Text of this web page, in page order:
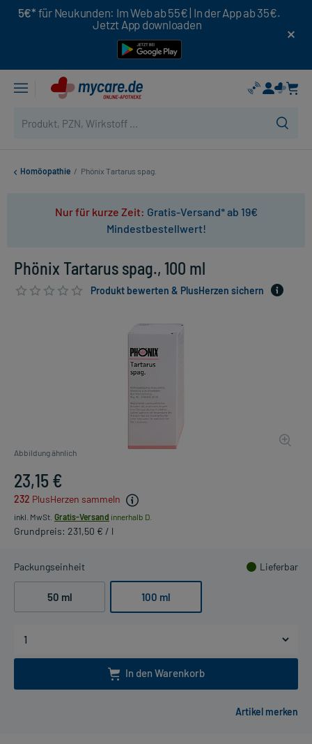
5€* für Neukunden: Im Web ab 55€ | In der App ab 35€.
Jetzt App downloaden
Homöopathie / Phönix Tartarus spag.
Nur für kurze Zeit: Gratis-Versand* ab 19€
Mindestbestellwert!
Phönix Tartarus spag., 100 ml
Produkt bewerten & PlusHerzen sichern
Abbildung ähnlich
23,15 €
232 PlusHerzen sammeln
inkl. MwSt. Gratis-Versand innerhalb D.
Grundpreis: 231,50 € / l
Packungseinheit Lieferbar
50 ml 100 ml
In den Warenkorb